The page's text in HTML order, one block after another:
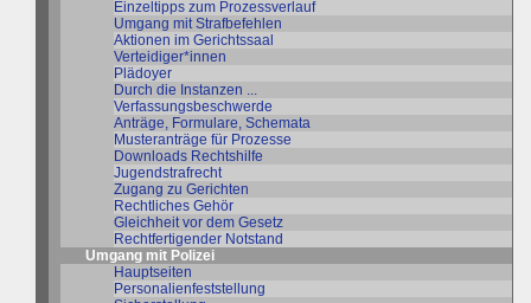
Einzeltipps zum Prozessverlauf
Umgang mit Strafbefehlen
Aktionen im Gerichtssaal
Verteidiger*innen
Plädoyer
Durch die Instanzen ...
Verfassungsbeschwerde
Anträge, Formulare, Schemata
Musteranträge für Prozesse
Downloads Rechtshilfe
Jugendstrafrecht
Zugang zu Gerichten
Rechtliches Gehör
Gleichheit vor dem Gesetz
Rechtfertigender Notstand
Umgang mit Polizei
Hauptseiten
Personalienfeststellung